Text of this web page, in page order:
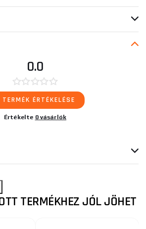
0.0
ÉRTÉKELÉSE
Értékelte 0 vásárlók
TERMÉKHEZ JÓL JÖHET